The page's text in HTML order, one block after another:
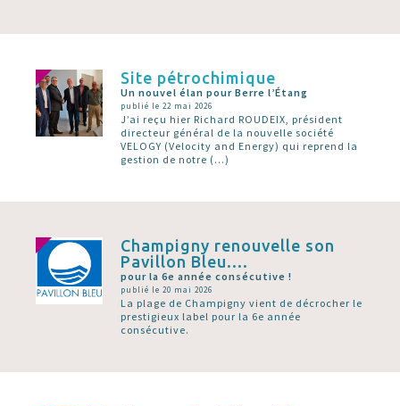
Site pétrochimique
Un nouvel élan pour Berre l’Étang
publié le 22 mai 2026
J’ai reçu hier Richard ROUDEIX, président
directeur général de la nouvelle société
VELOGY (Velocity and Energy) qui reprend la
gestion de notre (…)
Champigny renouvelle son
Pavillon Bleu....
pour la 6e année consécutive !
publié le 20 mai 2026
La plage de Champigny vient de décrocher le
prestigieux label pour la 6e année
consécutive.